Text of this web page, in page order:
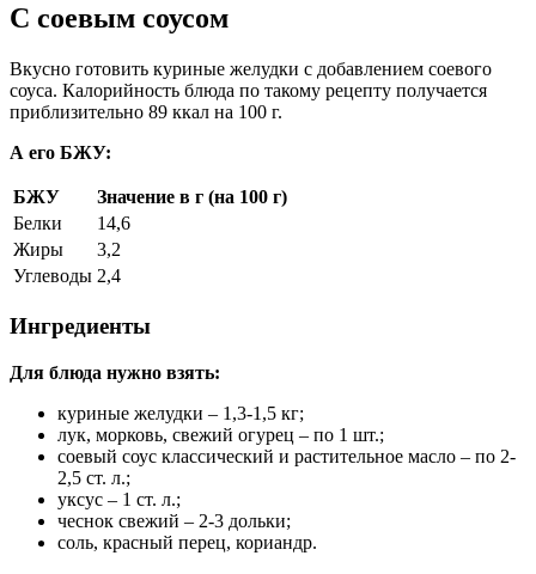
С соевым соусом
Вкусно готовить куриные желудки с добавлением соевого
соуса. Калорийность блюда по такому рецепту получается
приблизительно 89 ккал на 100 г.
А его БЖУ:
БЖУ
Значение в г (на 100 г)
Белки
14,6
Жиры
3,2
Углеводы 2,4
Ингредиенты
Для блюда нужно взять:
куриные желудки – 1,3-1,5 кг;
лук, морковь, свежий огурец – по 1 шт.;
соевый соус классический и растительное масло – по 2-
2,5 ст. л.;
уксус – 1 ст. л.;
чеснок свежий – 2-3 дольки;
соль, красный перец, кориандр.